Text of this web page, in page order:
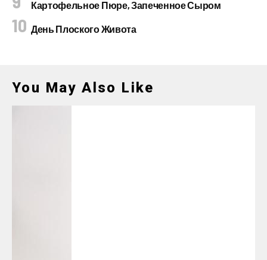
Картофельное Пюре, Запеченное Сыром
День Плоского Живота
You May Also Like